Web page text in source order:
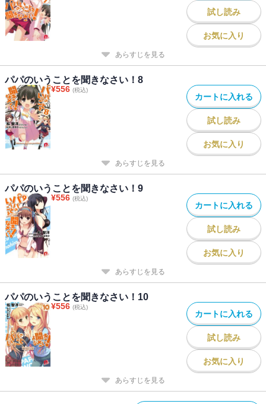
試し読み
お気に入り
あらすじを見る
パパのいうことを聞きなさい！8
¥556 (税込)
カートに入れる
試し読み
お気に入り
あらすじを見る
パパのいうことを聞きなさい！9
¥556 (税込)
カートに入れる
試し読み
お気に入り
あらすじを見る
パパのいうことを聞きなさい！10
¥556 (税込)
カートに入れる
試し読み
お気に入り
あらすじを見る